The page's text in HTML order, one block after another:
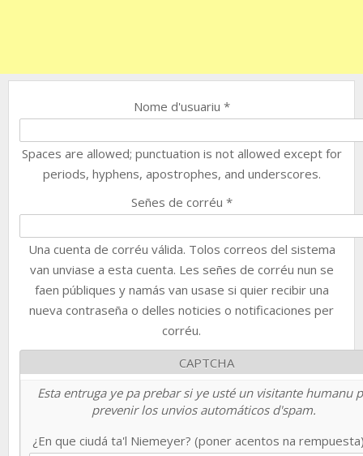
Nome d'usuariu *
Spaces are allowed; punctuation is not allowed except for
periods, hyphens, apostrophes, and underscores.
Señes de corréu *
Una cuenta de corréu válida. Tolos correos del sistema
van unviase a esta cuenta. Les señes de corréu nun se
faen públiques y namás van usase si quier recibir una
nueva contraseña o delles noticies o notificaciones per
corréu.
CAPTCHA
Esta entruga ye pa prebar si ye usté un visitante humanu
prevenir los unvios automáticos d'spam.
¿En que ciudá ta'l Niemeyer? (poner acentos na